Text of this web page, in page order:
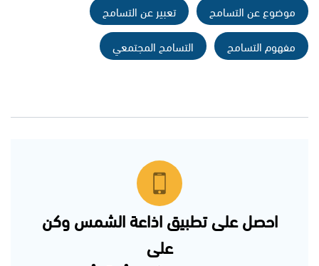
موضوع عن التسامح
تعبير عن التسامح
مفهوم التسامح
التسامح المجتمعي
احصل على تطبيق اذاعة الشمس وكن
على